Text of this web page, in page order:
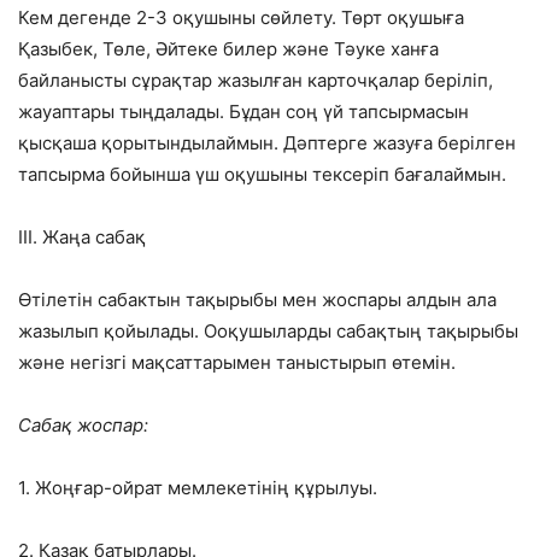
Кем дегенде 2-3 оқушыны сөйлету. Төрт оқушыға
Қазыбек, Төле, Әйтеке билер және Тәуке ханға
байланысты сұрақтар жазылған карточқалар беріліп,
жауаптары тыңдалады. Бұдан соң үй тапсырмасын
қысқаша қорытындылаймын. Дәптерге жазуға берілген
тапсырма бойынша үш оқушыны тексеріп бағалаймын.
ІІІ. Жаңа сабақ
Өтілетін сабактын тақырыбы мен жоспары алдын ала
жазылып қойылады. Ооқушыларды сабақтың тақырыбы
және негізгі мақсаттарымен таныстырып өтемін.
Сабақ жоспар:
1. Жоңғар-ойрат мемлекетінің құрылуы.
2. Қазақ батырлары.